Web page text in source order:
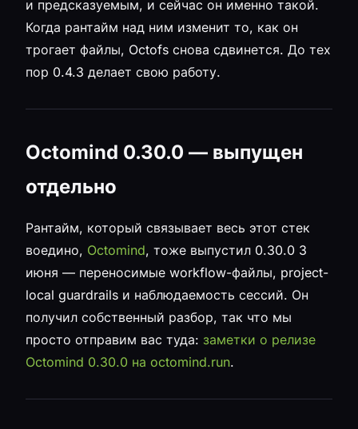
и предсказуемым, и сейчас он именно такой.
Когда рантайм над ним изменит то, как он
трогает файлы, Octofs снова сдвинется. До тех
пор 0.4.3 делает свою работу.
Octomind 0.30.0 — выпущен
отдельно
Рантайм, который связывает весь этот стек
воедино, Octomind, тоже выпустил 0.30.0 3
июня — переносимые workflow-файлы, project-
local guardrails и наблюдаемость сессий. Он
получил собственный разбор, так что мы
просто отправим вас туда: заметки о релизе
Octomind 0.30.0 на octomind.run.